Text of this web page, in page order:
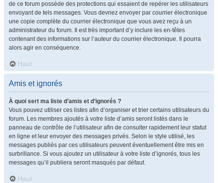
de ce forum possède des protections qui essaient de repérer les utilisateurs
envoyant de tels messages. Vous devriez envoyer par courrier électronique
une copie complète du courrier électronique que vous avez reçu à un
administrateur du forum. Il est très important d’y inclure les en-têtes
contenant des informations sur l’auteur du courrier électronique. Il pourra
alors agir en conséquence.
Haut
Amis et ignorés
À quoi sert ma liste d’amis et d’ignorés ?
Vous pouvez utiliser ces listes afin d’organiser et trier certains utilisateurs du
forum. Les membres ajoutés à votre liste d’amis seront listés dans le
panneau de contrôle de l’utilisateur afin de consulter rapidement leur statut
en ligne et leur envoyer des messages privés. Selon le style utilisé, les
messages publiés par ces utilisateurs peuvent éventuellement être mis en
surbrillance. Si vous ajoutez un utilisateur à votre liste d’ignorés, tous les
messages qu’il publiera seront masqués par défaut.
Haut